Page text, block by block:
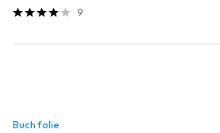
9
Buchfolie